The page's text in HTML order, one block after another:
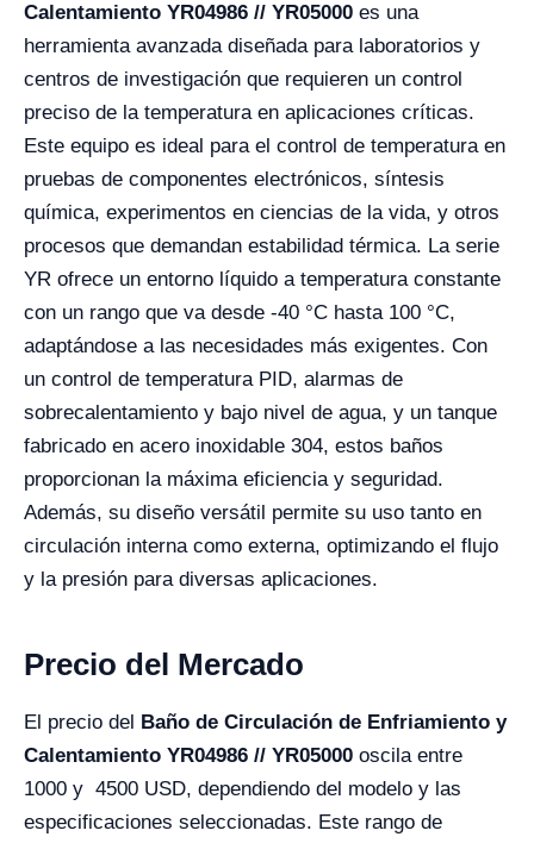
Calentamiento YR04986 // YR05000 es una
herramienta avanzada diseñada para laboratorios y
centros de investigación que requieren un control
preciso de la temperatura en aplicaciones críticas.
Este equipo es ideal para el control de temperatura en
pruebas de componentes electrónicos, síntesis
química, experimentos en ciencias de la vida, y otros
procesos que demandan estabilidad térmica. La serie
YR ofrece un entorno líquido a temperatura constante
con un rango que va desde -40 °C hasta 100 °C,
adaptándose a las necesidades más exigentes. Con
un control de temperatura PID, alarmas de
sobrecalentamiento y bajo nivel de agua, y un tanque
fabricado en acero inoxidable 304, estos baños
proporcionan la máxima eficiencia y seguridad.
Además, su diseño versátil permite su uso tanto en
circulación interna como externa, optimizando el flujo
y la presión para diversas aplicaciones.
Precio del Mercado
El precio del
Baño de Circulación de Enfriamiento y
Calentamiento YR04986 // YR05000 oscila entre
1000 y 4500 USD, dependiendo del modelo y las
especificaciones seleccionadas. Este rango de